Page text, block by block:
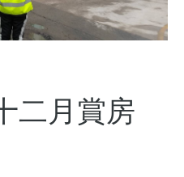
二月賞房